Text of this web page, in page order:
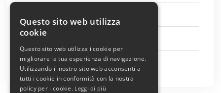
Agosto 2022
Luglio 2022
Questo sito web utilizza
cookie
Questo sito web utilizza i cookie per
migliorare la tua esperienza di navigazione.
Utilizzando il nostro sito web acconsenti a
tutti i cookie in conformità con la nostra
policy per i cookie. Leggi di più